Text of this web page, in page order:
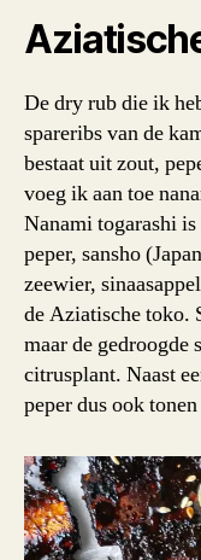
De dry rub die ik
spareribs van de
bestaat uit zout,
voeg ik aan toe
Nanami togarashi
peper, sansho
zeewier,
de Aziatische toko.
maar de gedroogde
citrusplant. Naast
peper dus ook